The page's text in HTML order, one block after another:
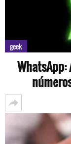
geek
WhatsApp: